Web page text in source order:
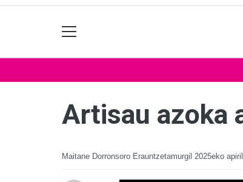
Artisau azoka
Maitane Dorronsoro Erauntzetamurgil 2025eko